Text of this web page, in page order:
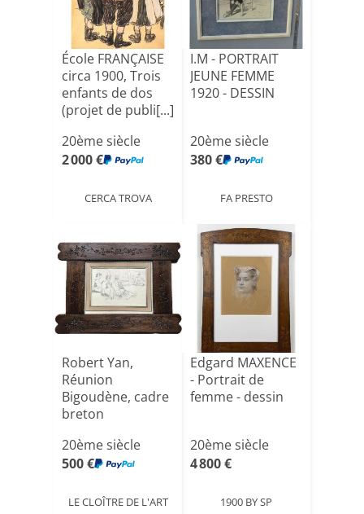
École FRANÇAISE
circa 1900, Trois
enfants de dos
(projet de publi[...]
20ème siècle
2 000 €
CERCA TROVA
I.M - PORTRAIT
JEUNE FEMME
1920 - DESSIN
20ème siècle
380 €
FA PRESTO
Robert Yan,
Réunion
Bigoudène, cadre
breton
20ème siècle
500 €
LE CLOÎTRE DE L'ART
Edgard MAXENCE
- Portrait de
femme - dessin
20ème siècle
4 800 €
1900 BY SP